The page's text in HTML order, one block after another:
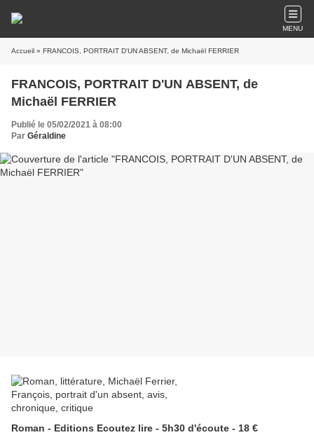
MENU
Accueil » FRANCOIS, PORTRAIT D'UN ABSENT, de Michaël FERRIER
FRANCOIS, PORTRAIT D'UN ABSENT, de
Michaël FERRIER
Publié le 05/02/2021 à 08:00
Par Géraldine
Roman - Editions Ecoutez lire - 5h30 d'écoute - 18 €